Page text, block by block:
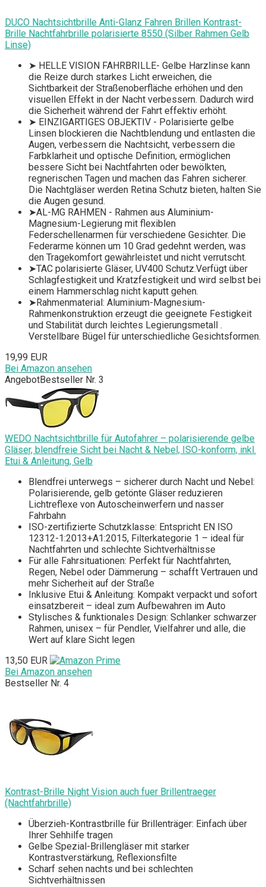
DUCO Nachtsichtbrille Anti-Glanz Fahren Brillen Kontrast-
Brille Nachtfahrbrille polarisierte 8550 (Silber Rahmen Gelb
Linse)
➤ HELLE VISION FAHRBRILLE- Gelbe Harzlinse kann
die Reize durch starkes Licht erweichen, die
Sichtbarkeit der Straßenoberfläche erhöhen und den
visuellen Effekt in der Nacht verbessern. Dadurch wird
die Sicherheit während der Fahrt effektiv erhöht.
➤ EINZIGARTIGES OBJEKTIV - Polarisierte gelbe
Linsen blockieren die Nachtblendung und entlasten die
Augen, verbessern die Nachtsicht, verbessern die
Farbklarheit und optische Definition, ermöglichen
bessere Sicht bei Nachtfahrten oder bewölkten,
regnerischen Tagen und machen das Fahren sicherer.
Die Nachtgläser werden Retina Schutz bieten, halten Sie
die Augen gesund.
➤AL-MG RAHMEN - Rahmen aus Aluminium-
Magnesium-Legierung mit flexiblen
Federschellenarmen für verschiedene Gesichter. Die
Federarme können um 10 Grad gedehnt werden, was
den Tragekomfort gewährleistet und nicht verrutscht.
➤TAC polarisierte Gläser, UV400 Schutz.Verfügt über
Schlagfestigkeit und Kratzfestigkeit und wird selbst bei
einem Hammerschlag nicht kaputt gehen.
➤Rahmenmaterial: Aluminium-Magnesium-
Rahmenkonstruktion erzeugt die geeignete Festigkeit
und Stabilität durch leichtes Legierungsmetall .
Verstellbare Bügel für unterschiedliche Gesichtsformen.
19,99 EUR
Bei Amazon ansehen
AngebotBestseller Nr. 3
WEDO Nachtsichtbrille für Autofahrer – polarisierende gelbe
Gläser, blendfreie Sicht bei Nacht & Nebel, ISO-konform, inkl.
Etui & Anleitung, Gelb
Blendfrei unterwegs – sicherer durch Nacht und Nebel:
Polarisierende, gelb getönte Gläser reduzieren
Lichtreflexe von Autoscheinwerfern und nasser
Fahrbahn
ISO-zertifizierte Schutzklasse: Entspricht EN ISO
12312-1:2013+A1:2015, Filterkategorie 1 – ideal für
Nachtfahrten und schlechte Sichtverhältnisse
Für alle Fahrsituationen: Perfekt für Nachtfahrten,
Regen, Nebel oder Dämmerung – schafft Vertrauen und
mehr Sicherheit auf der Straße
Inklusive Etui & Anleitung: Kompakt verpackt und sofort
einsatzbereit – ideal zum Aufbewahren im Auto
Stylisches & funktionales Design: Schlanker schwarzer
Rahmen, unisex – für Pendler, Vielfahrer und alle, die
Wert auf klare Sicht legen
13,50 EUR
Bei Amazon ansehen
Bestseller Nr. 4
Kontrast-Brille Night Vision auch fuer Brillentraeger
(Nachtfahrbrille)
Überzieh-Kontrastbrille für Brillenträger: Einfach über
Ihrer Sehhilfe tragen
Gelbe Spezial-Brillengläser mit starker
Kontrastverstärkung, Reflexionsfilte
Scharf sehen nachts und bei schlechten
Sichtverhältnissen